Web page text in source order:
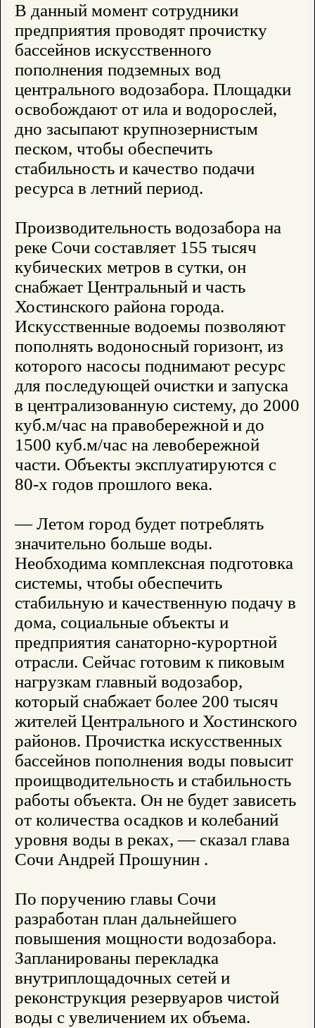
В данный момент сотрудники
предприятия проводят прочистку
бассейнов искусственного
пополнения подземных вод
центрального водозабора. Площадки
освобождают от ила и водорослей,
дно засыпают крупнозернистым
песком, чтобы обеспечить
стабильность и качество подачи
ресурса в летний период.
Производительность водозабора на
реке Сочи составляет 155 тысяч
кубических метров в сутки, он
снабжает Центральный и часть
Хостинского района города.
Искусственные водоемы позволяют
пополнять водоносный горизонт, из
которого насосы поднимают ресурс
для последующей очистки и запуска
в централизованную систему, до 2000
куб.м/час на правобережной и до
1500 куб.м/час на левобережной
части. Объекты эксплуатируются с
80-х годов прошлого века.
— Летом город будет потреблять
значительно больше воды.
Необходима комплексная подготовка
системы, чтобы обеспечить
стабильную и качественную подачу в
дома, социальные объекты и
предприятия санаторно-курортной
отрасли. Сейчас готовим к пиковым
нагрузкам главный водозабор,
который снабжает более 200 тысяч
жителей Центрального и Хостинского
районов. Прочистка искусственных
бассейнов пополнения воды повысит
проищводительность и стабильность
работы объекта. Он не будет зависеть
от количества осадков и колебаний
уровня воды в реках, — сказал глава
Сочи Андрей Прошунин .
По поручению главы Сочи
разработан план дальнейшего
повышения мощности водозабора.
Запланированы перекладка
внутриплощадочных сетей и
реконструкция резервуаров чистой
воды с увеличением их объема.